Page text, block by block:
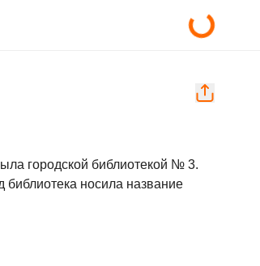
городской библиотекой № 3.
библиотека носила название